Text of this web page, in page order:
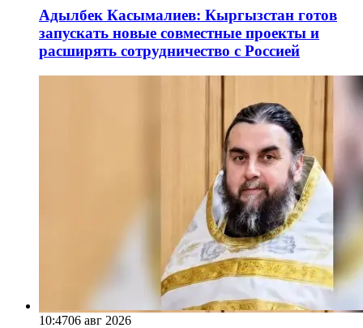
Адылбек Касымалиев: Кыргызстан готов
запускать новые совместные проекты и
расширять сотрудничество с Россией
10:4706 авг 2026